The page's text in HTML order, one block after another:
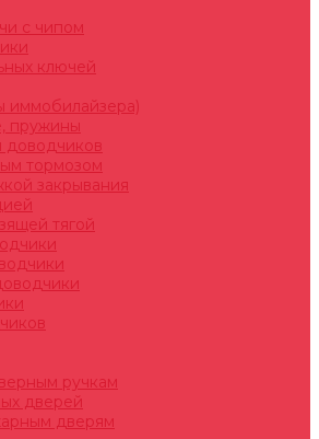
с чипом
ключей
иммобилайзера)
пружины
тормозом
закрывания
тягой
ручкам
дверей
дверям